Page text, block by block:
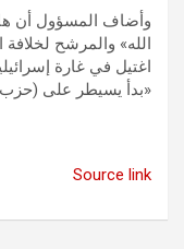
وأضاف المسؤول أن
الله» والمرشح
اغتيل في غارة
«بدأ يسيطر على (حزب
Source link